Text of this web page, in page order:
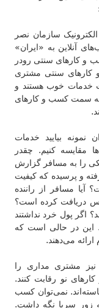
سازمان نصر
آنلاین به «ایران»
و کارهای سنتی رودر
و کارهای سنتی مشتری
خدمات خوب هستند و
به سمت کسب و کارهای
نمونه بیایید خدمات
مقایسه کنیم. چقدر
را به مسافر گزارش
و پرسیده که کیفیت
آیا مسافر از راننده
دریافت کرده است؟
اگر پول خرد نداشتند
این در حالی است که
می‌دهند.
مشتری مداری را
نو رقابت کنند.
نمی‌توان کسب
زور سرپا نگه داشت.